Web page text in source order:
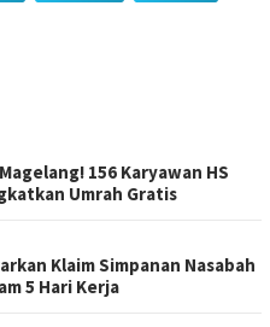
156 Karyawan HS
Umrah Gratis
Klaim Simpanan Nasabah
5 Hari Kerja